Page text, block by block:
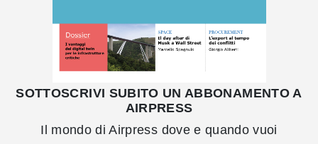
SOTTOSCRIVI SUBITO UN ABBONAMENTO A
AIRPRESS
Il mondo di Airpress dove e quando vuoi